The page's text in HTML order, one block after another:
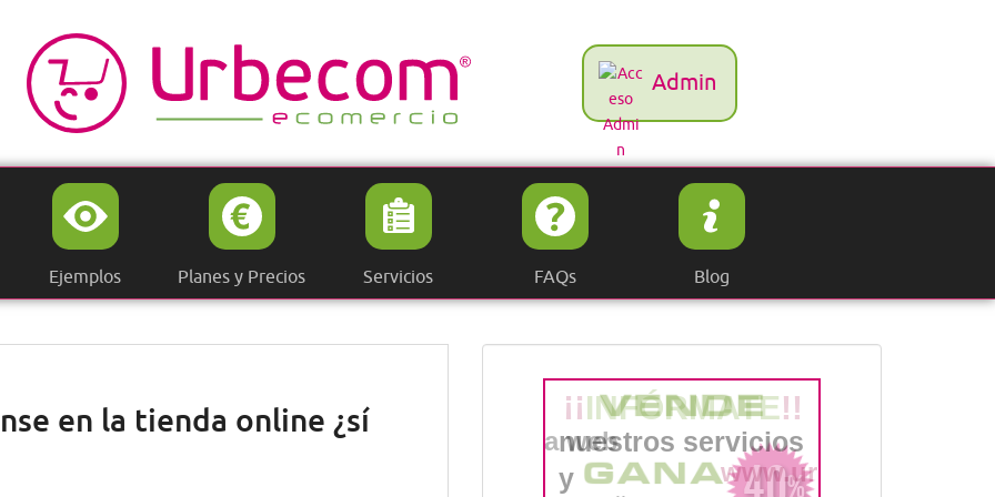
Admin
Ejemplos Planes y Precios Servicios FAQs Blog
en la tienda online ¿sí